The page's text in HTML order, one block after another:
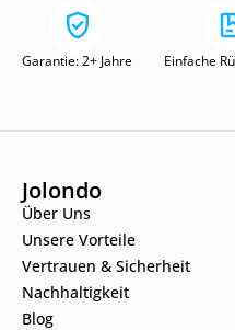
Garantie: 2+ Jahre Einfache
Jolondo
Über Uns
Unsere Vorteile
Vertrauen & Sicherheit
Nachhaltigkeit
Blog